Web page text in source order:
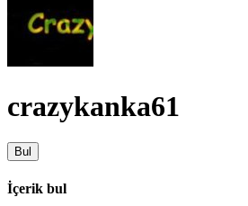
crazykanka61
Bul
İçerik bul